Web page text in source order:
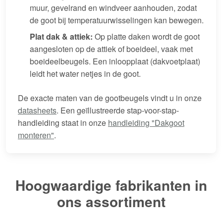
muur, gevelrand en windveer aanhouden, zodat
de goot bij temperatuurwisselingen kan bewegen.
Plat dak & attiek: Op platte daken wordt de goot
aangesloten op de attiek of boeideel, vaak met
boeideelbeugels. Een inloopplaat (dakvoetplaat)
leidt het water netjes in de goot.
De exacte maten van de gootbeugels vindt u in onze
datasheets. Een geïllustreerde stap-voor-stap-
handleiding staat in onze handleiding "Dakgoot
monteren".
Hoogwaardige fabrikanten in
ons assortiment